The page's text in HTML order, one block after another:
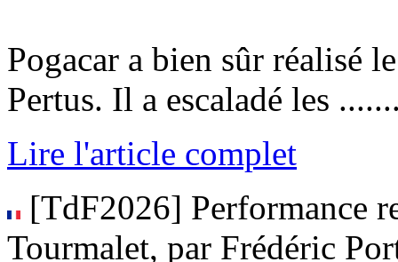
Pogacar a bien sûr réalisé
Pertus. Il a escaladé les
Lire l'article complet
[TdF2026] Performance
Tourmalet, par Frédéric